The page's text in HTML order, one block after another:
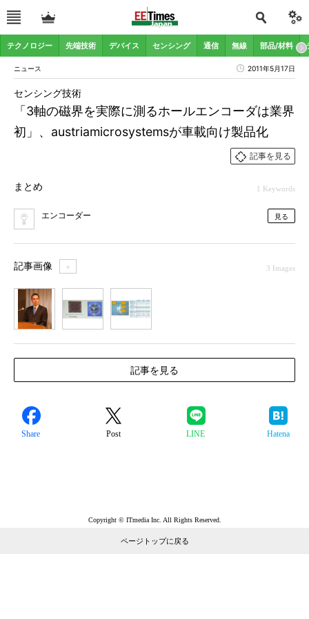
テクノロジー 先端技術 デバイス センシング 通信 無線 部品/材料
ニュース 2011年5月17日
「3軸の磁界を実際に測るホールエンコーダは業界
初」、austriamicrosystemsが車載向け製品化
センシング技術
記事を見る
まとめ 1 Keywords
エンコーダー 見る
記事画像 ＋ 3 Images
記事を見る
Share Post LINE Hatena
Copyright © ITmedia Inc. All Rights Reserved.
ページトップに戻る